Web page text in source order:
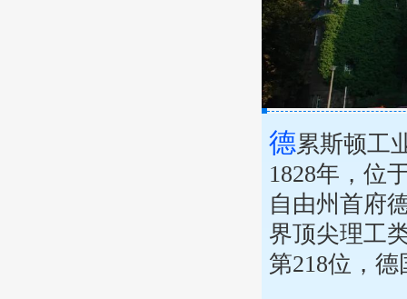
德累斯顿工
1828年，位
自由州首府
界顶尖理工
第218位，